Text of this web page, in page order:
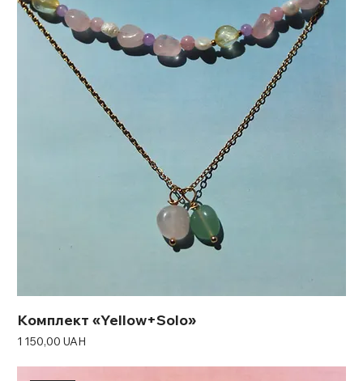
Комплект «Yellow+Solo»
Ціна
1 150,00 UAH